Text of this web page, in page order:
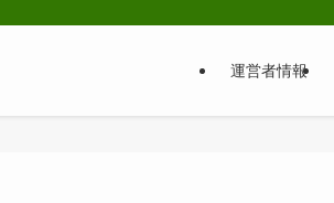
運営者情報